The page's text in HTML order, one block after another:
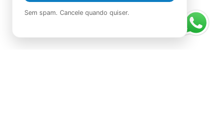
Sem spam. Cancele quando quiser.